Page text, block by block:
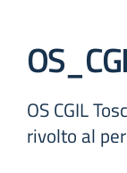
OS CGIL
rivolto al